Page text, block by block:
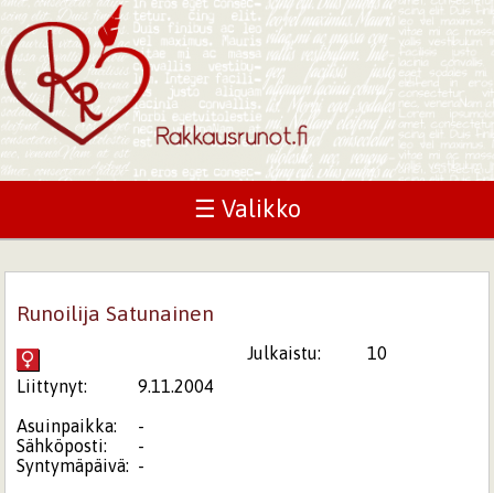
☰ Valikko
Runoilija Satunainen
Julkaistu:
10
Liittynyt:
9.11.2004
Asuinpaikka:
-
Sähköposti:
-
Syntymäpäivä: -